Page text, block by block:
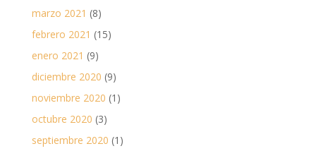
marzo 2021 (8)
febrero 2021 (15)
enero 2021 (9)
diciembre 2020 (9)
noviembre 2020 (1)
octubre 2020 (3)
septiembre 2020 (1)